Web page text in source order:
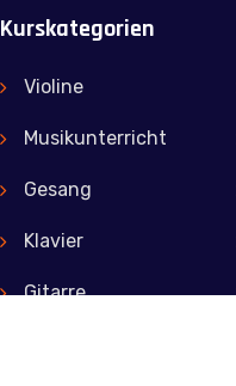
Kurskategorien
Violine
Musikunterricht
Gesang
Klavier
Gitarre